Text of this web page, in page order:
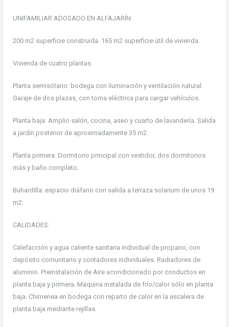
UNIFAMILIAR ADOSADO EN ALFAJARÍN
200 m2 superficie construida. 165 m2 superficie útil de vivienda.
Vivienda de cuatro plantas
Planta semisótano: bodega con iluminación y ventilación natural.
Garaje de dos plazas, con toma eléctrica para cargar vehículos.
Planta baja: Amplio salón, cocina, aseo y cuarto de lavandería. Salida
a jardín posterior de aproximadamente 35 m2.
Planta primera: Dormitorio principal con vestidor, dos dormitorios
más y baño completo.
Buhardilla: espacio diáfano con salida a terraza solarium de unos 19
m2.
CALIDADES:
Calefacción y agua caliente sanitaria individual de propano, con
depósito comunitario y contadores individuales. Radiadores de
aluminio. Preinstalación de Aire acondicionado por conductos en
planta baja y primera. Máquina instalada de frío/calor sólo en planta
baja. Chimenea en bodega con reparto de calor en la escalera de
planta baja mediante rejillas.